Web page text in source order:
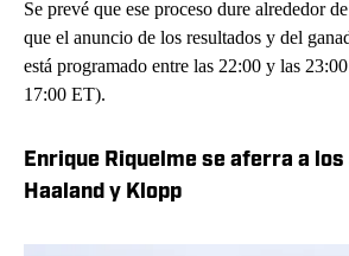
Se prevé que ese proceso dure alrededor
que el anuncio de los resultados y del
está programado entre las 22:00 y las
17:00 ET).
Enrique Riquelme se aferra a los
Haaland y Klopp